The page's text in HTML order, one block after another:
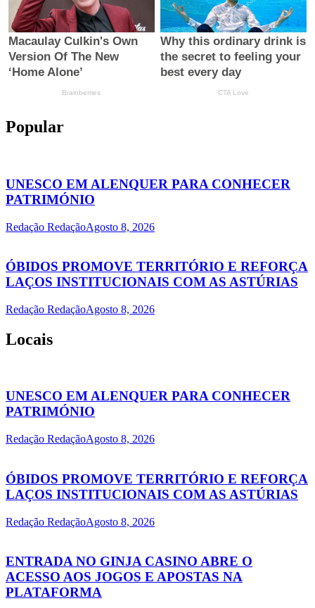
Popular
UNESCO EM ALENQUER PARA CONHECER
PATRIMÓNIO
Redação RedaçãoAgosto 8, 2026
ÓBIDOS PROMOVE TERRITÓRIO E REFORÇA
LAÇOS INSTITUCIONAIS COM AS ASTÚRIAS
Redação RedaçãoAgosto 8, 2026
Locais
UNESCO EM ALENQUER PARA CONHECER
PATRIMÓNIO
Redação RedaçãoAgosto 8, 2026
ÓBIDOS PROMOVE TERRITÓRIO E REFORÇA
LAÇOS INSTITUCIONAIS COM AS ASTÚRIAS
Redação RedaçãoAgosto 8, 2026
ENTRADA NO GINJA CASINO ABRE O
ACESSO AOS JOGOS E APOSTAS NA
PLATAFORMA